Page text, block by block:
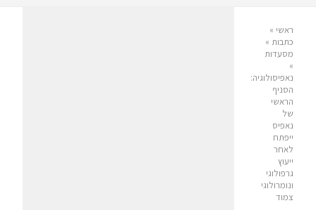
ראשי »
כתבות »
מסעדות
»
נאפיסולוגיה:
הסניף
הראשי
של
נאפיס
ייפתח
לאחר
ייעוץ
גרפולוגי
ונומרולוגי
צמוד